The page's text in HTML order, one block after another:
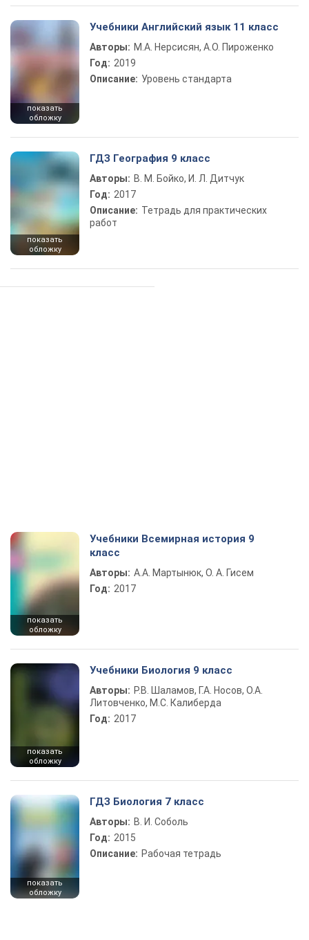
показать
обложку
Учебники Английский язык 11 класс
Авторы: М.А. Нерсисян, А.О. Пироженко
Год: 2019
Описание: Уровень стандарта
показать
обложку
ГДЗ География 9 класс
Авторы: В. М. Бойко, И. Л. Дитчук
Год: 2017
Описание: Тетрадь для практических
работ
показать
обложку
Учебники Всемирная история 9
класс
Авторы: А.А. Мартынюк, О. А. Гисем
Год: 2017
показать
обложку
Учебники Биология 9 класс
Авторы: Р.В. Шаламов, Г.А. Носов, О.А.
Литовченко, М.С. Калиберда
Год: 2017
показать
обложку
ГДЗ Биология 7 класс
Авторы: В. И. Соболь
Год: 2015
Описание: Рабочая тетрадь